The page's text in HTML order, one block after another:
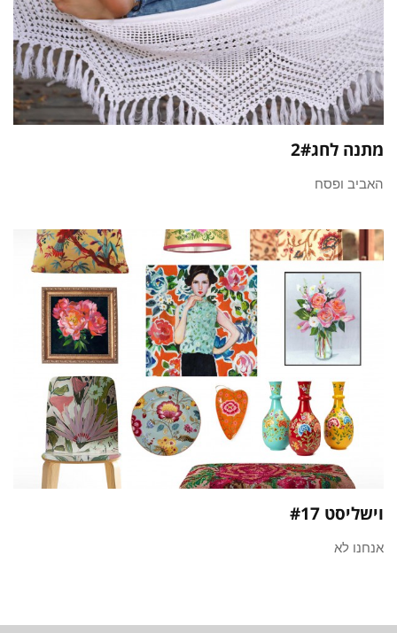
מתנה לחג2#
האביב ופסח
וישליסט #17
אנחנו לא